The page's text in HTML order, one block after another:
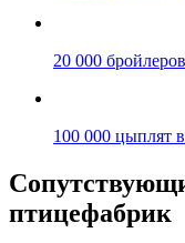
20 000
100 000 цыплят
птицефабрик